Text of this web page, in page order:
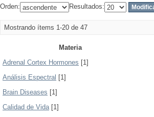
Orden: Resultados:
Mostrando ítems 1-20 de 47
Materia
Adrenal Cortex Hormones [1]
Análisis Espectral [1]
Brain Diseases [1]
Calidad de Vida[1]